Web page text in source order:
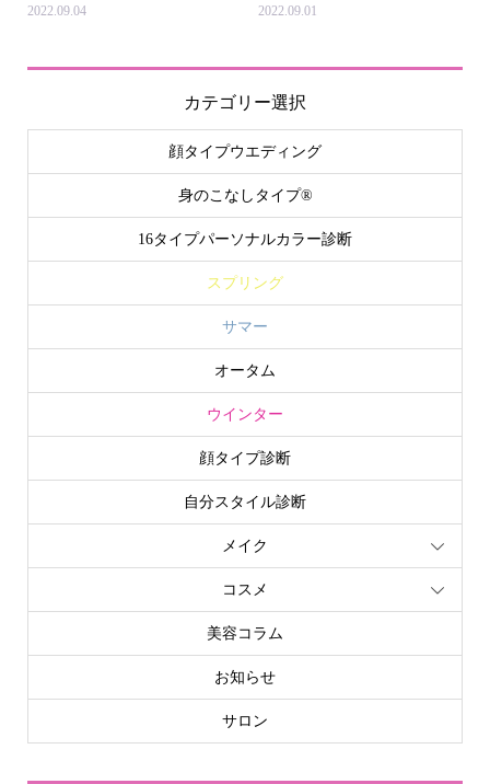
2022.09.04 2022.09.01
カテゴリー選択
顔タイプウエディング
身のこなしタイプ®
16タイプパーソナルカラー診断
スプリング
サマー
オータム
ウインター
顔タイプ診断
自分スタイル診断
メイク
コスメ
美容コラム
お知らせ
サロン